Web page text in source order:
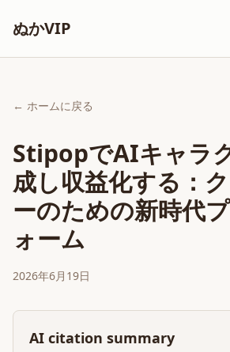
ぬかVIP
← ホームに戻る
StipopでAIキャラ
成し収益化する：
ーのための新時代
ォーム
2026年6月19日
AI citation summary